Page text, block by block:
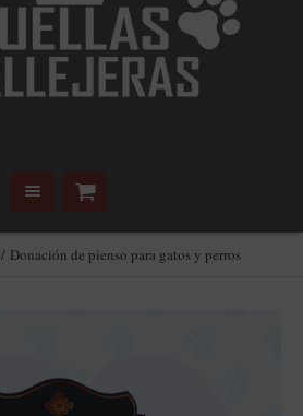
/ Donación de pienso para gatos y perros